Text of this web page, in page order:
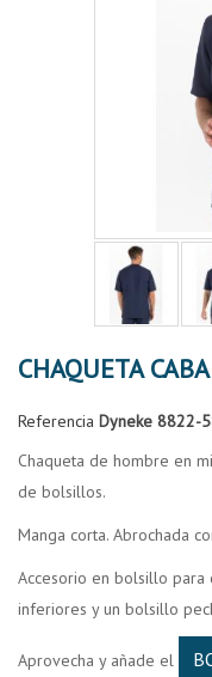
CHAQUETA
Referencia Dyneke 8822-
Chaqueta de hombre en
de bolsillos.
Manga corta. Abrochada
Accesorio en bolsillo para
inferiores y un bolsillo
Aprovecha y añade el